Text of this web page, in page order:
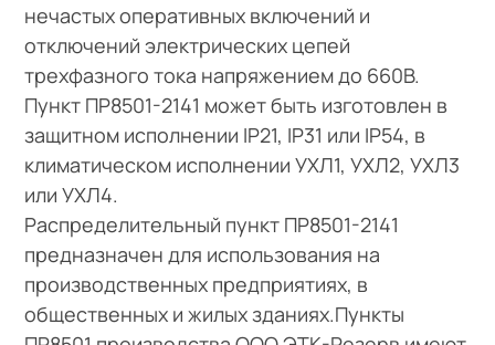
нечастых оперативных включений и
отключений электрических цепей
трехфазного тока напряжением до 660В.
Пункт ПР8501-2141 может быть изготовлен в
защитном исполнении IP21, IP31 или IP54, в
климатическом исполнении УХЛ1, УХЛ2, УХЛ3
или УХЛ4.
Распределительный пункт ПР8501-2141
предназначен для использования на
производственных предприятиях, в
общественных и жилых зданиях.Пункты